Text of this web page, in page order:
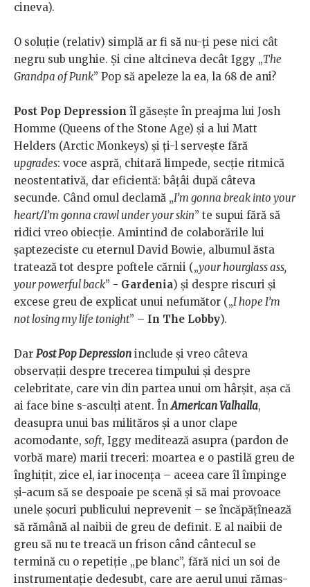
cineva).
O soluție (relativ) simplă ar fi să nu-ți pese nici cât
negru sub unghie. Și cine altcineva decât Iggy „The
Grandpa of Punk” Pop să apeleze la ea, la 68 de ani?
Post Pop Depression îl găsește în preajma lui Josh
Homme (Queens of the Stone Age) și a lui Matt
Helders (Arctic Monkeys) și ți-l servește fără
upgrades: voce aspră, chitară limpede, secție ritmică
neostentativă, dar eficientă: bâțâi după câteva
secunde. Când omul declamă „I’m gonna break into your
heart/I’m gonna crawl under your skin” te supui fără să
ridici vreo obiecție. Amintind de colaborările lui
șaptezeciste cu eternul David Bowie, albumul ăsta
tratează tot despre poftele cărnii („your hourglass ass,
your powerful back” - Gardenia) și despre riscuri și
excese greu de explicat unui nefumător („I hope I’m
not losing my life tonight” – In The Lobby).
Dar Post Pop Depression include și vreo câteva
observații despre trecerea timpului și despre
celebritate, care vin din partea unui om hârșit, așa că
ai face bine s-asculți atent. ÎnAmerican Valhalla,
deasupra unui bas milităros și a unor clape
acomodante, soft, Iggy meditează asupra (pardon de
vorbă mare) marii treceri: moartea e o pastilă greu de
înghițit, zice el, iar inocența – aceea care îl împinge
și-acum să se despoaie pe scenă și să mai provoace
unele șocuri publicului neprevenit – se încăpățînează
să rămână al naibii de greu de definit. E al naibii de
greu să nu te treacă un frison când cântecul se
termină cu o repetiție „pe blanc”, fără nici un soi de
instrumentație dedesubt, care are aerul unui rămas-